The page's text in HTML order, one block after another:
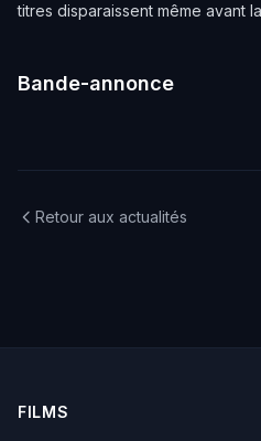
titres disparaissent même avant
Bande-annonce
Retour aux actualités
FILMS